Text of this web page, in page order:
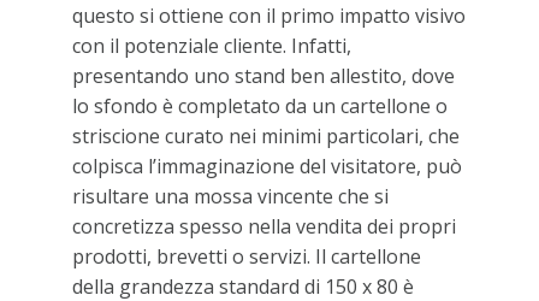
questo si ottiene con il primo impatto visivo
con il potenziale cliente. Infatti,
presentando uno stand ben allestito, dove
lo sfondo è completato da un cartellone o
striscione curato nei minimi particolari, che
colpisca l’immaginazione del visitatore, può
risultare una mossa vincente che si
concretizza spesso nella vendita dei propri
prodotti, brevetti o servizi. Il cartellone
della grandezza standard di 150 x 80 è